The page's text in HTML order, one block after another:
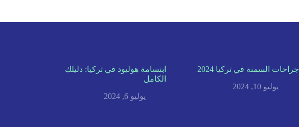
جراحات السمنة في تركيا 2024
يوليو 10, 2024
ابتسامة هوليود في تركيا: دليلك
الكامل
يوليو 6, 2024